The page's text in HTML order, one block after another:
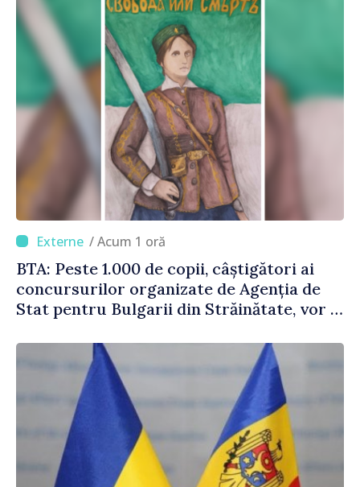
/ Acum 1 oră
BTA: Peste 1.000 de copii, câștigători ai
concursurilor organizate de Agenția de
Stat pentru Bulgarii din Străinătate, vor fi